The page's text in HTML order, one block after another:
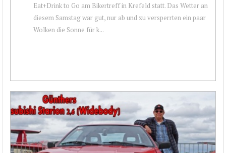
Eat+Drink to Go am Bikertreff in Krefeld statt. Das Wetter an
diesem Samstag war gut, nur ab und zu versperrten ein paar
Wolken die Sonne für k...